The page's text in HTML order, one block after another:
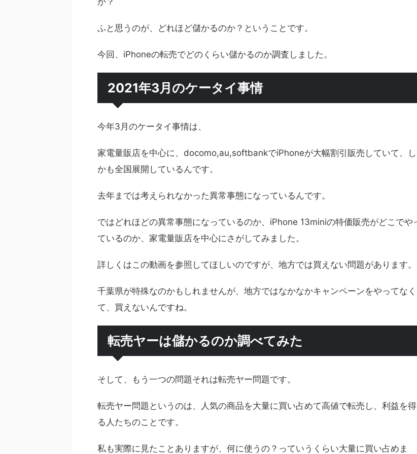
ふと思うのが、どれほど儲かるのか？ということです。
今回、iPhoneの転売でどのくらい儲かるのか調査しました。
2021年3月のケータイ事情
今年3月のケータイ事情は、
家電量販店を中心に、docomo,au,softbankでiPhoneが大幅割引販売していて、し
かも全国展開しているんです。
去年までは考えられなかった異常事態になっているんです。
ではどれほどの異常事態になっているのか、iPhone 13miniの特価販売がどこでや
ているのか、家電量販店を中心にさがしてみました。
詳しくはこの動画を参照してほしいのですが、地方では買えない問題があります。
千葉県が特殊なのかもしれませんが、地方ではなかなかキャンペーンをやってなく
て、買えないんですね。
転売ヤーは儲かるのか調べてみた
そして、もう一つの問題それは転売ヤー問題です。
転売ヤー問題というのは、人気の商品を大量に買い占めて高値で転売し、利益を得
る人たちのことです。
私も実際に見たことありますが、何に使うの？っていうくらい大量に買い占めま